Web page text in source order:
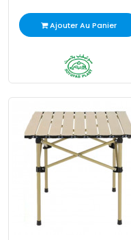
Ajouter Au Panier